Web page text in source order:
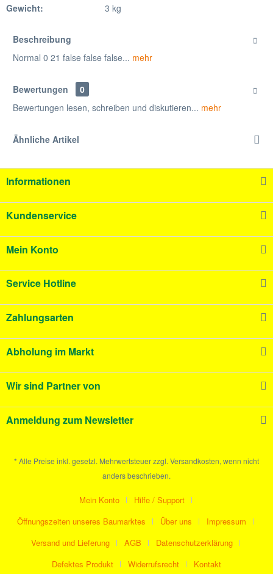
Gewicht:
3 kg
Beschreibung
Normal 0 21 false false false... mehr
Bewertungen
0
Bewertungen lesen, schreiben und diskutieren... mehr
Ähnliche Artikel
Informationen
Kundenservice
Mein Konto
Service Hotline
Zahlungsarten
Abholung im Markt
Wir sind Partner von
Anmeldung zum Newsletter
* Alle Preise inkl. gesetzl. Mehrwertsteuer zzgl. Versandkosten, wenn nicht
anders beschrieben.
Mein Konto
Hilfe / Support
Öffnungszeiten unseres Baumarktes
Über uns
Impressum
Versand und Lieferung
AGB
Datenschutzerklärung
Defektes Produkt
Widerrufsrecht Kontakt